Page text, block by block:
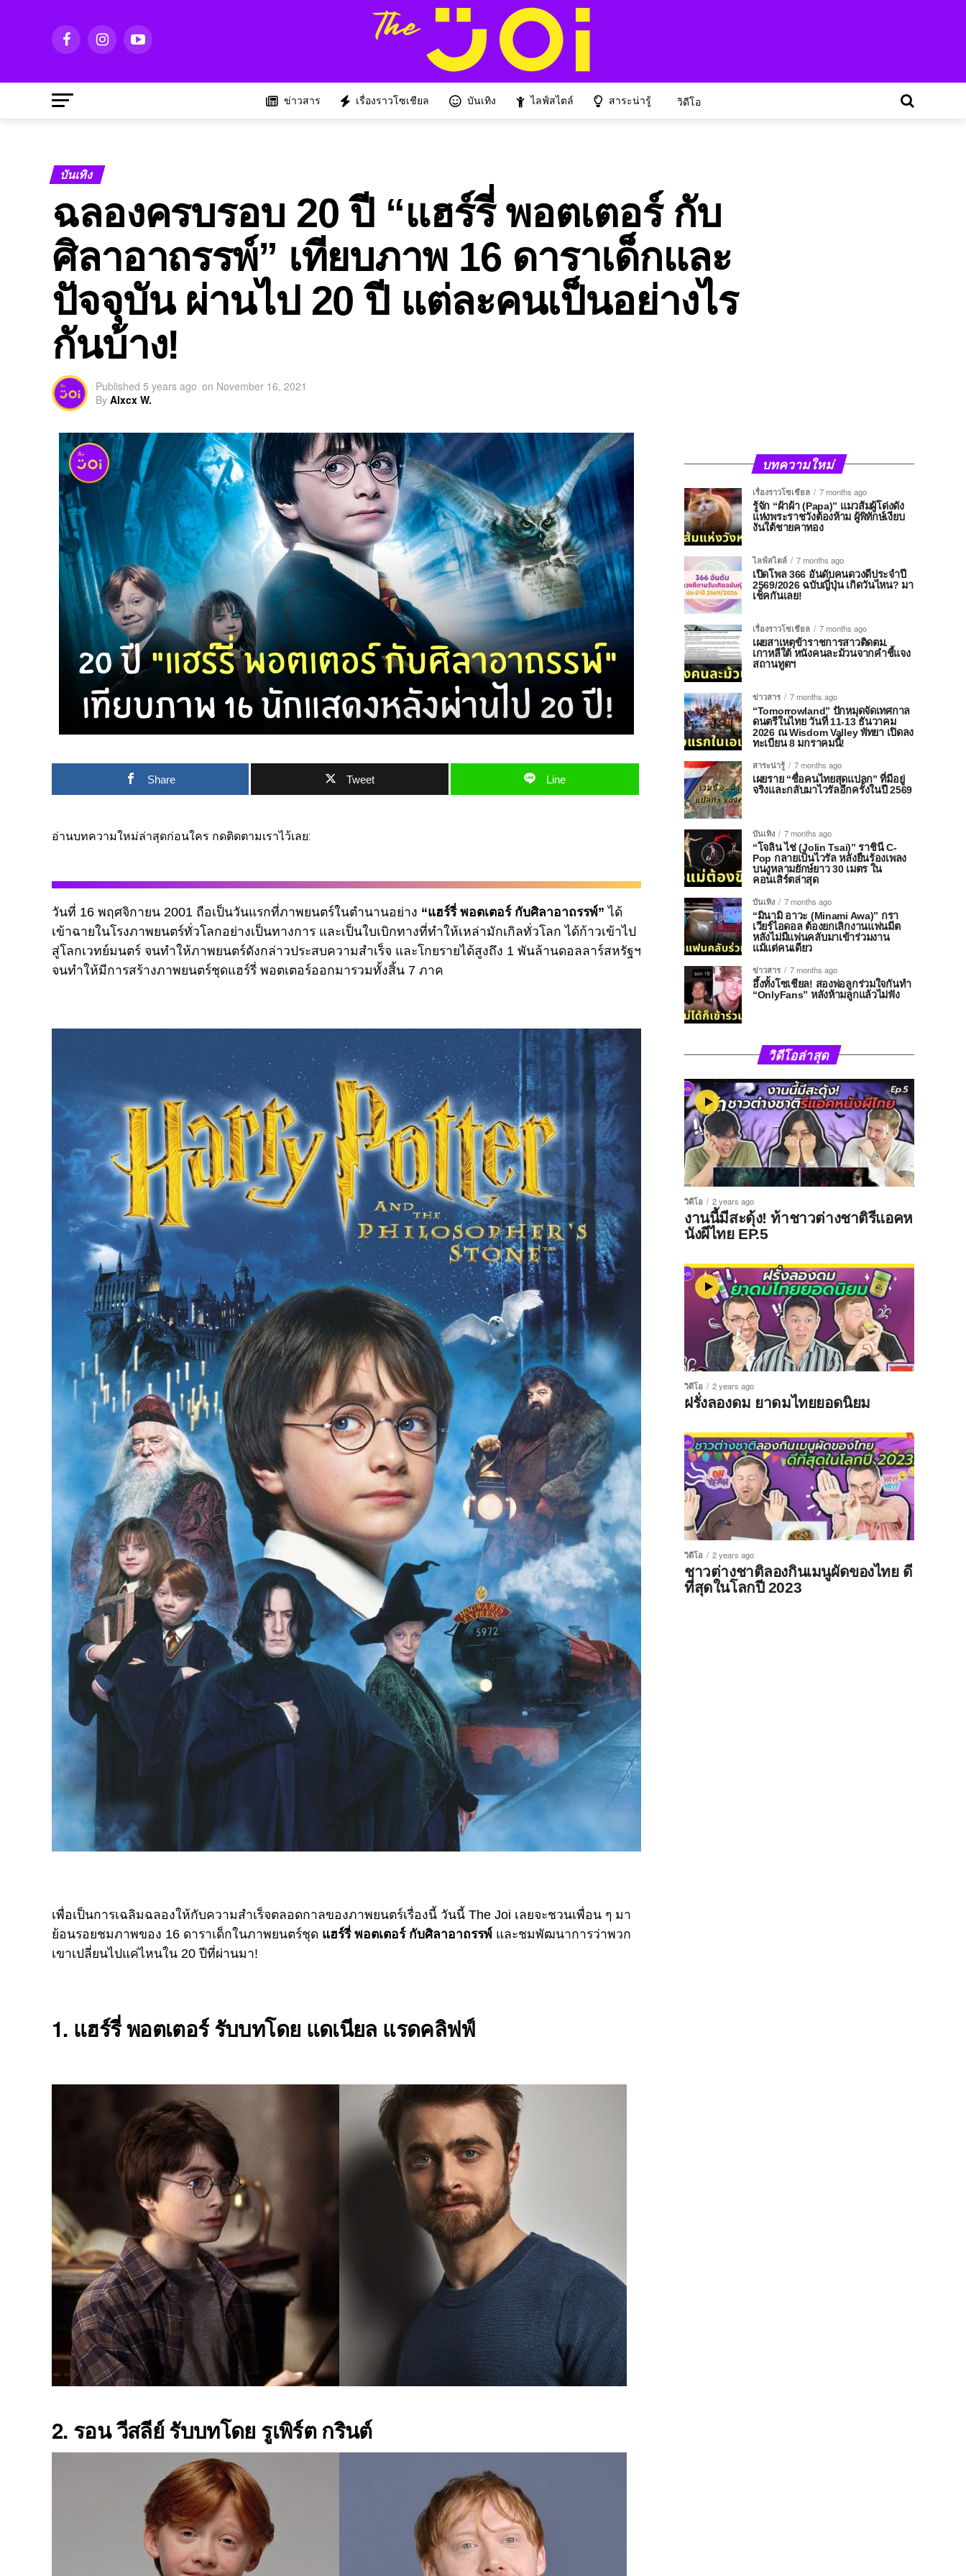
ข่าวสาร เรื่องราวโซเชียล บันเทิง ไลฟ์สไตล์ สาระน่ารู้ วิดีโอ
บันเทิง
ฉลองครบรอบ 20 ปี “แฮร์รี่ พอตเตอร์ กับ
ศิลาอาถรรพ์” เทียบภาพ 16 ดาราเด็กและ
ปัจจุบัน ผ่านไป 20 ปี แต่ละคนเป็นอย่างไร
กันบ้าง!
Published 5 years ago on November 16, 2021
By Alxcx W.
Share Tweet Line
อ่านบทความใหม่ล่าสุดก่อนใคร กดติดตามเราไว้เลย:
วันที่ 16 พฤศจิกายน 2001 ถือเป็นวันแรกที่ภาพยนตร์ในตำนานอย่าง “แฮร์รี่ พอตเตอร์ กับศิลาอาถรรพ์”ได้
เข้าฉายในโรงภาพยนตร์ทั่วโลกอย่างเป็นทางการ และเป็นใบเบิกทางที่ทำให้เหล่ามักเกิลทั่วโลก ได้ก้าวเข้าไป
สู่โลกเวทย์มนตร์ จนทำให้ภาพยนตร์ดังกล่าวประสบความสำเร็จ และโกยรายได้สูงถึง 1 พันล้านดอลลาร์สหรัฐฯ
จนทำให้มีการสร้างภาพยนตร์ชุดแฮร์รี่ พอตเตอร์ออกมารวมทั้งสิ้น 7 ภาค
เพื่อเป็นการเฉลิมฉลองให้กับความสำเร็จตลอดกาลของภาพยนตร์เรื่องนี้ วันนี้ The Joi เลยจะชวนเพื่อน ๆ มา
ย้อนรอยชมภาพของ 16 ดาราเด็กในภาพยนตร์ชุด แฮร์รี่ พอตเตอร์ กับศิลาอาถรรพ์ และชมพัฒนาการว่าพวก
เขาเปลี่ยนไปแค่ไหนใน 20 ปีที่ผ่านมา!
1. แฮร์รี่ พอตเตอร์ รับบทโดย แดเนียล แรดคลิฟฟ์
2. รอน วีสลีย์ รับบทโดย รูเพิร์ต กรินต์
บทความใหม่
เรื่องราวโซเชียล
7 months ago
รู้จัก “ผ้าผ้า (Papa)” แมวส้มผู้โด่งดัง
แห่งพระราชวังต้องห้าม ผู้พิทักษ์เงียบ
งันใต้ชายคาทอง
ไลฟ์สไตล์
7 months ago
เปิดโพล 366 อันดับคนดวงดีประจำปี
2569/2026 ฉบับญี่ปุ่น เกิดวันไหน? มา
เช็คกันเลย!
เรื่องราวโซเชียล
7 months ago
เผยสาเหตุข้าราชการสาวติดตม.
เกาหลีใต้ หนังคนละม้วนจากคำชี้แจง
สถานทูตฯ
ข่าวสาร
7 months ago
“Tomorrowland” ปักหมุดจัดเทศกาล
ดนตรีในไทย วันที่ 11-13 ธันวาคม
2026 ณ Wisdom Valley พัทยา เปิดลง
ทะเบียน 8 มกราคมนี้!
สาระน่ารู้
7 months ago
เผยราย “ชื่อคนไทยสุดแปลก” ที่มีอยู่
จริงและกลับมาไวรัลอีกครั้งในปี 2569
บันเทิง
7 months ago
“โจลิน ไช่ (Jolin Tsai)” ราชินี C-
Pop กลายเป็นไวรัล หลังยืนร้องเพลง
บนงูหลามยักษ์ยาว 30 เมตร ใน
คอนเสิร์ตล่าสุด
บันเทิง
7 months ago
“มินามิ อาวะ (Minami Awa)” กรา
เวียร์ไอดอล ต้องยกเลิกงานแฟนมีต
หลังไม่มีแฟนคลับมาเข้าร่วมงาน
แม้แต่คนเดียว
ข่าวสาร
7 months ago
อึ้งทั้งโซเชียล! สองพ่อลูกร่วมใจกันทำ
“OnlyFans” หลังห้ามลูกแล้วไม่ฟัง
วิดีโอล่าสุด
วิดีโอ 2 years ago
งานนี้มีสะดุ้ง! ท้าชาวต่างชาติรีแอคห
นังผีไทย EP.5
วิดีโอ 2 years ago
ฝรั่งลองดม ยาดมไทยยอดนิยม
วิดีโอ 2 years ago
ชาวต่างชาติลองกินเมนูผัดของไทย ดี
ที่สุดในโลกปี 2023